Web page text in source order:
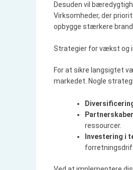
Desuden vil
Virksomheder, der
opbygge stærkere
Strategier for vækst og
For at sikre langsigtet
markedet. Nogle
Partnerskaber
ressourcer.
Investering i